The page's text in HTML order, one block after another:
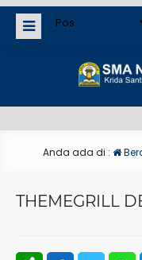
Anda ada di :
THEMEGRILL